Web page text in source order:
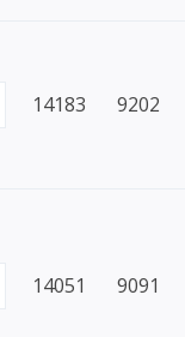
14183 9202
14051 9091